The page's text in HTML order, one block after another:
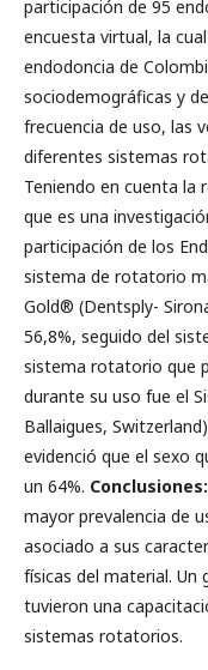
participación de 95
encuesta virtual, la
endodoncia de
sociodemográficas y
frecuencia de uso, las
diferentes sistemas
Teniendo en cuenta la
que es una
participación de los
sistema de rotatorio
Gold® (Dentsply-
56,8%, seguido del
sistema rotatorio que
durante su uso fue el
Ballaigues,
evidenció que el sexo
un 64%. Conclusiones:
mayor prevalencia de
asociado a sus
físicas del material. Un
tuvieron una
sistemas rotatorios.